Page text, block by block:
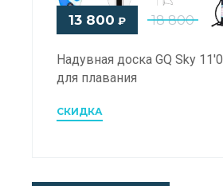
18 800
13 800 ₽
Надувная доска GQ Sky 11'0
для плавания
СКИДКА